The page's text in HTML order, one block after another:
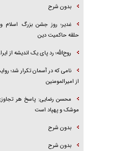
بدون شرح
غدیر؛ روز جشن بزرگ اسلام
حلقه حاکمیت دین
روح‌الله؛ رد پای یک اندیشه از
نامی که در آسمان تکرار شد؛
از امیرالمومنین
محسن رضایی: پاسخ هر
موشک و پهپاد است
بدون شرح
بدون شرح